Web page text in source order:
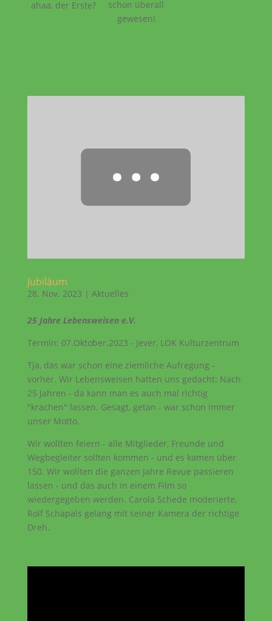
ahaa, der Erste?
schon überall
gewesen!
Jubiläum
28. Nov. 2023 | Aktuelles
25 Jahre Lebensweisen e.V.
Termin: 07.Oktober.2023 - Jever, LOK Kulturzentrum
Tja, das war schon eine ziemliche Aufregung -
vorher. Wir Lebensweisen hatten uns gedacht: Nach
25 Jahren - da kann man es auch mal richtig
"krachen" lassen. Gesagt, getan - war schon immer
unser Motto.
Wir wollten feiern - alle Mitglieder, Freunde und
Wegbegleiter sollten kommen - und es kamen über
150. Wir wollten die ganzen Jahre Revue passieren
lassen - und das auch in einem Film so
wiedergegeben werden. Carola Schede moderierte,
Rolf Schapals gelang mit seiner Kamera der richtige
Dreh.